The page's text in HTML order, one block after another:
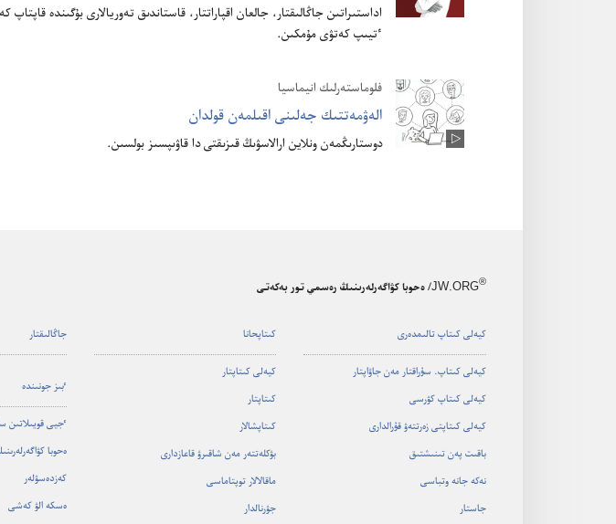
اداستىراتىن جاڭالىقتار،‏ جالعان اقپاراتتار،‏ قاستاندىق تە‌وريالارى بۇ‌گىندە
ٴ‌تيىپ كە‌تۋى مۇ‌مكىن.‏
فلوماستە‌رلىك انيماسيا
الە‌ۋمە‌تتىك جە‌لىنى اقىلمە‌ن قولدان
دوستارىڭمە‌ن ونلاين ارالاسۋىڭ قىزىقتى دا قاۋىپسىز بولسىن.‏
JW.ORG® / ەحوبا كۋاگەرلەرىنىڭ رەسمي تور بەكەتى
كيە‌لى كىتاپ تالىمدە‌رى
كيە‌لى كىتاپ.‏ سۇ‌راقتار مە‌ن جاۋاپتار
كيە‌لى كىتاپ كۋرسى
كيە‌لى كىتاپتى زە‌رتتە‌ۋ قۇ‌رالدارى
باقىت پە‌ن تىنىشتىق
نە‌كە جانە وتباسى
جاستار
كىتاپحانا
كيە‌لى كىتاپتار
كىتاپتار
كىتاپشالار
بۋكلە‌تتە‌ر مە‌ن شاقىرۋ قاعازدارى
ماقالالار توپتاماسى
جۋرنالدار
جاڭالىقتار
ٴ‌بىز جونىندە
ٴ‌جيى قويىلاتىن
ە‌حوبا
كە‌زدە‌سۋلە‌ر
ە‌سكە الۋ كە‌شى